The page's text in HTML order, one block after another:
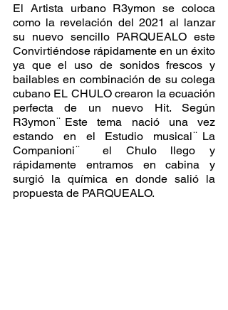
El Artista urbano R3ymon se coloca
como la revelación del 2021 al lanzar
su nuevo sencillo PARQUEALO este
Convirtiéndose rápidamente en un éxito
ya que el uso de sonidos frescos y
bailables en combinación de su colega
cubano EL CHULO crearon la ecuación
perfecta de un nuevo Hit. Según
R3ymon ̈Este tema nació una vez
estando en el Estudio musical ̈La
Companioni ̈ el Chulo llego y
rápidamente entramos en cabina y
surgió la química en donde salió la
propuesta de PARQUEALO.